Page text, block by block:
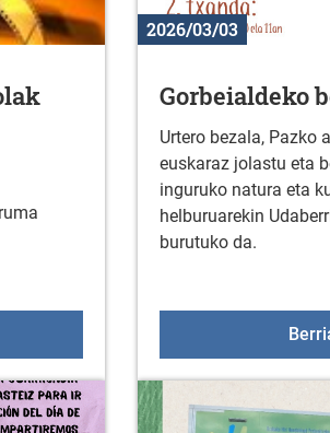
emakume eskolak bideoforuma
2026/03/03
Gorbeialdeko
Urtero bezala, Pazko
euskaraz jolastu eta
inguruko natura eta
helburuarekin
burutuko da.